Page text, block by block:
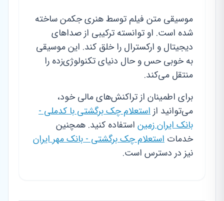
موسیقی متن فیلم توسط هنری جکمن ساخته
شده است. او توانسته ترکیبی از صداهای
دیجیتال و ارکسترال را خلق کند. این موسیقی
به خوبی حس و حال دنیای تکنولوژی‌زده را
منتقل می‌کند.
برای اطمینان از تراکنش‌های مالی خود،
می‌توانید از استعلام چک برگشتی با کدملی -
بانک ایران زمین استفاده کنید. همچنین
خدمات استعلام چک برگشتی - بانک مهر ایران
نیز در دسترس است.